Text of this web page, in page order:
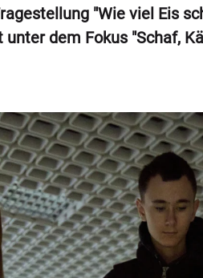
"Wie viel Eis
dem Fokus "Schaf,